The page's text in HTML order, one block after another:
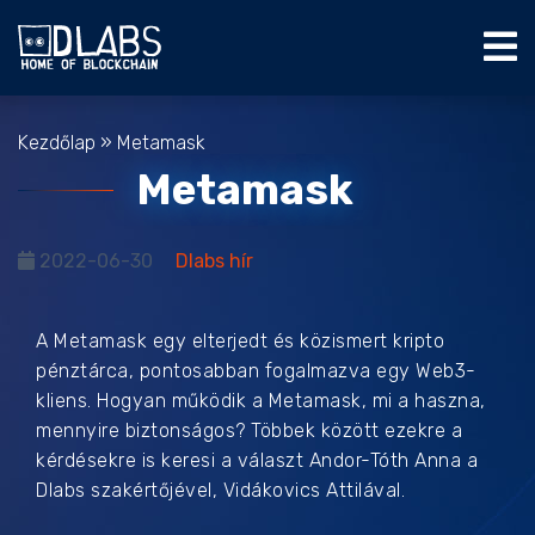
Kezdőlap » Metamask
Metamask
2022-06-30 Dlabs hír
A Metamask egy elterjedt és közismert kripto
pénztárca, pontosabban fogalmazva egy Web3-
kliens. Hogyan működik a Metamask, mi a haszna,
mennyire biztonságos? Többek között ezekre a
kérdésekre is keresi a választ Andor-Tóth Anna a
Dlabs szakértőjével, Vidákovics Attilával.